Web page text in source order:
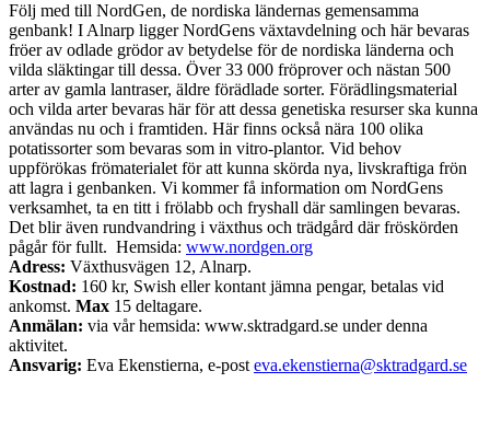
Följ med till NordGen, de nordiska ländernas gemensamma
genbank! I Alnarp ligger NordGens växtavdelning och här bevaras
fröer av odlade grödor av betydelse för de nordiska länderna och
vilda släktingar till dessa. Över 33 000 fröprover och nästan 500
arter av gamla lantraser, äldre förädlade sorter. Förädlingsmaterial
och vilda arter bevaras här för att dessa genetiska resurser ska kunna
användas nu och i framtiden. Här finns också nära 100 olika
potatissorter som bevaras som in vitro-plantor. Vid behov
uppförökas frömaterialet för att kunna skörda nya, livskraftiga frön
att lagra i genbanken. Vi kommer få information om NordGens
verksamhet, ta en titt i frölabb och fryshall där samlingen bevaras.
Det blir även rundvandring i växthus och trädgård där fröskörden
pågår för fullt. Hemsida: www.nordgen.org
Adress: Växthusvägen 12, Alnarp.
Kostnad: 160 kr, Swish eller kontant jämna pengar, betalas vid
ankomst. Max 15 deltagare.
Anmälan: via vår hemsida: www.sktradgard.se under denna
aktivitet.
Ansvarig: Eva Ekenstierna, e-post eva.ekenstierna@sktradgard.se